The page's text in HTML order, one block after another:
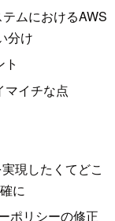
ムにおけるAWS
分け
マイチな点
現したくてどこ
に
ポリシーの修正